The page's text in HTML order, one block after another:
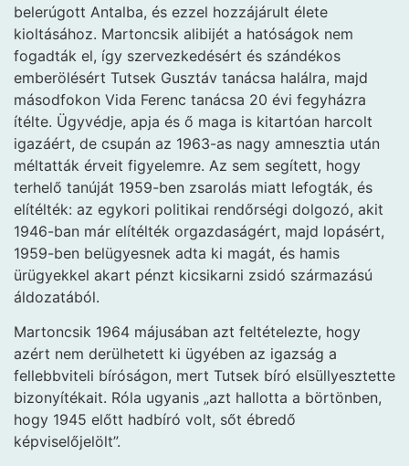
belerúgott Antalba, és ezzel hozzájárult élete
kioltásához. Martoncsik alibijét a hatóságok nem
fogadták el, így szervezkedésért és szándékos
emberölésért Tutsek Gusztáv tanácsa halálra, majd
másodfokon Vida Ferenc tanácsa 20 évi fegyházra
ítélte. Ügyvédje, apja és ő maga is kitartóan harcolt
igazáért, de csupán az 1963-as nagy amnesztia után
méltatták érveit figyelemre. Az sem segített, hogy
terhelő tanúját 1959-ben zsarolás miatt lefogták, és
elítélték: az egykori politikai rendőrségi dolgozó, akit
1946-ban már elítélték orgazdaságért, majd lopásért,
1959-ben belügyesnek adta ki magát, és hamis
ürügyekkel akart pénzt kicsikarni zsidó származású
áldozatából.
Martoncsik 1964 májusában azt feltételezte, hogy
azért nem derülhetett ki ügyében az igazság a
fellebbviteli bíróságon, mert Tutsek bíró elsüllyesztette
bizonyítékait. Róla ugyanis „azt hallotta a börtönben,
hogy 1945 előtt hadbíró volt, sőt ébredő
képviselőjelölt”.